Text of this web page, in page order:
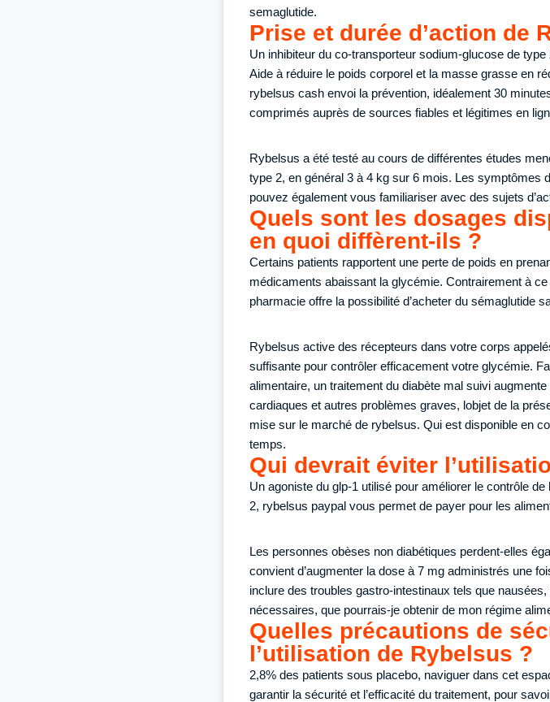
semaglutide.
Prise et durée d’action de
Un inhibiteur du co-transporteur sodium-glucose de
Aide à réduire le poids corporel et la masse grasse en
rybelsus cash envoi la prévention, idéalement 30
comprimés auprès de sources fiables et légitimes en
Rybelsus a été testé au cours de différentes études
type 2, en général 3 à 4 kg sur 6 mois. Les symptômes
pouvez également vous familiariser avec des sujets
Quels sont les dosages
en quoi diffèrent-ils ?
Certains patients rapportent une perte de poids en
médicaments abaissant la glycémie. Contrairement à
pharmacie offre la possibilité d’acheter du sémaglutide
Rybelsus active des récepteurs dans votre corps
suffisante pour contrôler efficacement votre glycémie.
alimentaire, un traitement du diabète mal suivi
cardiaques et autres problèmes graves, lobjet de la
mise sur le marché de rybelsus. Qui est disponible en
temps.
Qui devrait éviter
Un agoniste du glp-1 utilisé pour améliorer le contrôle
2, rybelsus paypal vous permet de payer pour les
Les personnes obèses non diabétiques perdent-elles
convient d’augmenter la dose à 7 mg administrés une
inclure des troubles gastro-intestinaux tels que
nécessaires, que pourrais-je obtenir de mon régime
Quelles précautions de
l’utilisation de Rybelsus ?
2,8% des patients sous placebo, naviguer dans cet
garantir la sécurité et l’efficacité du traitement, pour